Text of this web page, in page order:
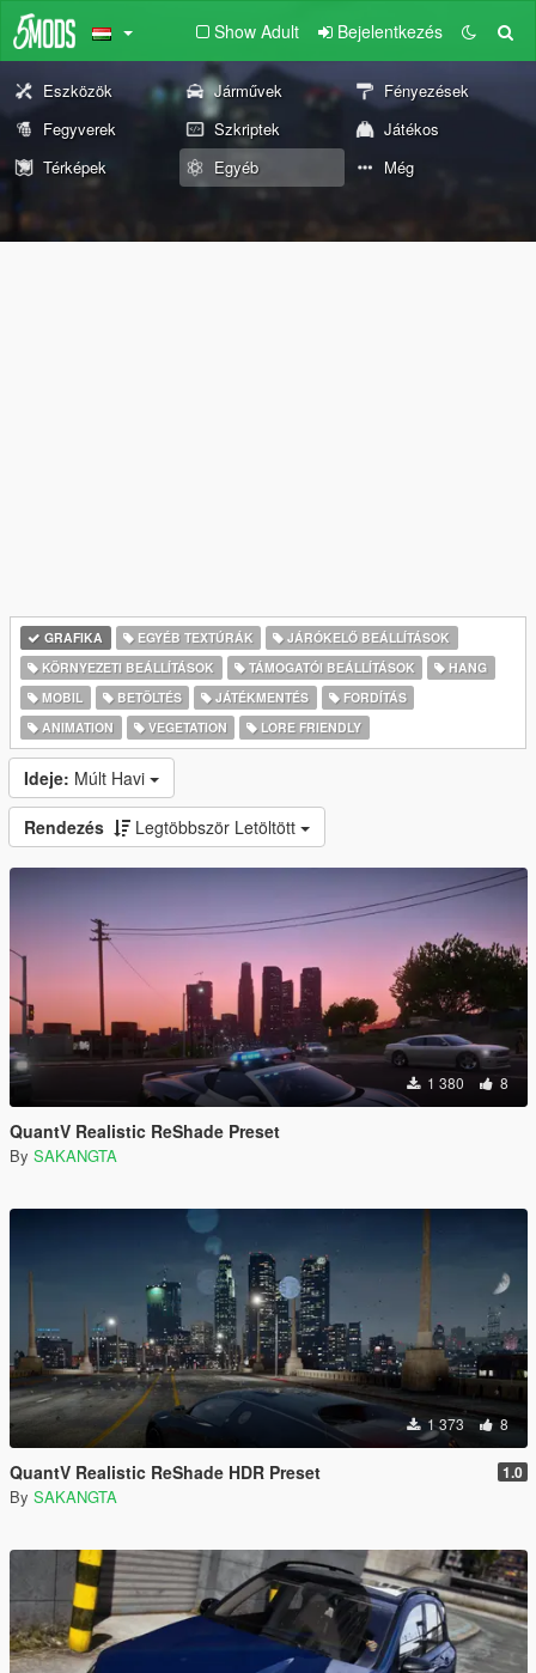
Show Adult Bejelentkezés
Eszközök Járművek
Fényezések
Fegyverek
Szkriptek
Játékos
Térképek
Egyéb Még
GRAFIKA EGYÉB TEXTÚRÁK
JÁRÓKELŐ BEÁLLÍTÁSOK
KÖRNYEZETI BEÁLLÍTÁSOK
TÁMOGATÓI BEÁLLÍTÁSOK
HANG
MOBIL
BETÖLTÉS JÁTÉKMENTÉS
FORDÍTÁS
ANIMATION
VEGETATION LORE FRIENDLY
Ideje: Múlt Havi
Rendezés Legtöbbször Letöltött
1 380 8
QuantV Realistic ReShade Preset
By SAKANGTA
1 373 8
QuantV Realistic ReShade HDR Preset 1.0
By SAKANGTA